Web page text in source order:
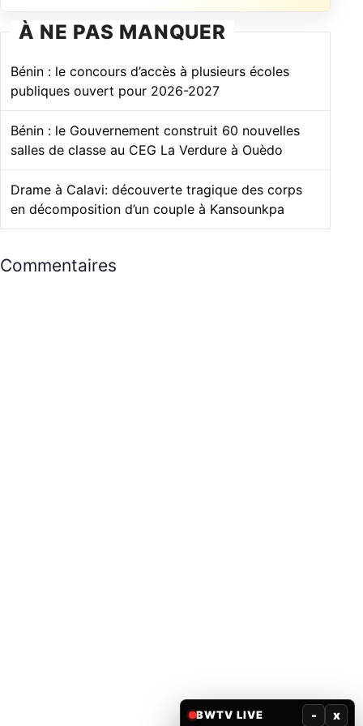
À NE PAS MANQUER
Bénin : le concours d’accès à plusieurs écoles
publiques ouvert pour 2026-2027
Bénin : le Gouvernement construit 60 nouvelles
salles de classe au CEG La Verdure à Ouèdo
Drame à Calavi: découverte tragique des corps
en décomposition d’un couple à Kansounkpa
Commentaires
BWTV LIVE - x